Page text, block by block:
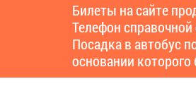
Билеты на сайте
Телефон
Посадка в автобус
основании